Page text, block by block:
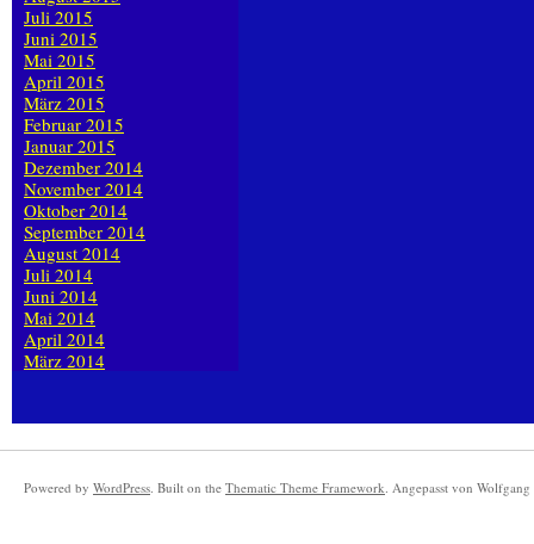
Juli 2015
Juni 2015
Mai 2015
April 2015
März 2015
Februar 2015
Januar 2015
Dezember 2014
November 2014
Oktober 2014
September 2014
August 2014
Juli 2014
Juni 2014
Mai 2014
April 2014
März 2014
Powered by WordPress. Built on the Thematic Theme Framework. Angepasst von